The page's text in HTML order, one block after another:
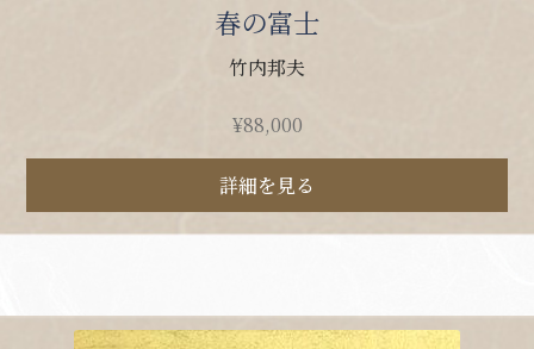
春の富士
竹内邦夫
¥88,000
詳細を見る